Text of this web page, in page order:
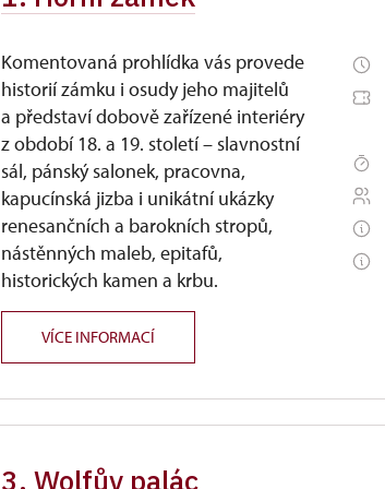
Komentovaná prohlídka vás provede
historií zámku i osudy jeho majitelů
a představí dobově zařízené interiéry
z období 18. a 19. století – slavnostní
sál, pánský salonek, pracovna,
kapucínská jizba i unikátní ukázky
renesančních a barokních stropů,
nástěnných maleb, epitafů,
historických kamen a krbu.
VÍCE INFORMACÍ
3. Wolfův palác